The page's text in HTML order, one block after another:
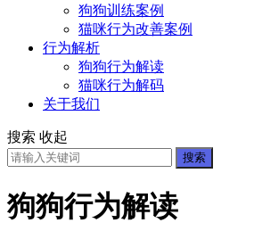
狗狗训练案例
猫咪行为改善案例
行为解析
狗狗行为解读
猫咪行为解码
关于我们
搜索 收起
搜索
狗狗行为解读